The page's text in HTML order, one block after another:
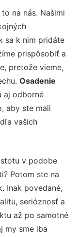
na nás. Našimi
sa k nim pridáte
prispôsobiť a
pretože vieme,
Osadenie
aj odborné
aby ste mali
vašich
v podobe
Potom ste na
Inak povedané,
serióznosť a
až po samotné
my sme iba